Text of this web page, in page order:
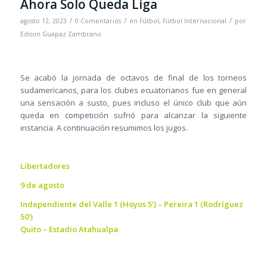
Ahora Solo Queda Liga
agosto 12, 2023 / 0 Comentarios / en Fútbol, Fútbol Internacional / por
Edison Guapaz Zambrano
Se acabó la jornada de octavos de final de los torneos
sudamericanos, para los clubes ecuatorianos fue en general
una sensación a susto, pues incluso el único club que aún
queda en competición sufrió para alcanzar la siguiente
instancia. A continuación resumimos los jugos.
Libertadores
9 de agosto
Independiente del Valle 1 (Hoyos 5’) – Pereira 1 (Rodríguez
50’)
Quito – Estadio Atahualpa